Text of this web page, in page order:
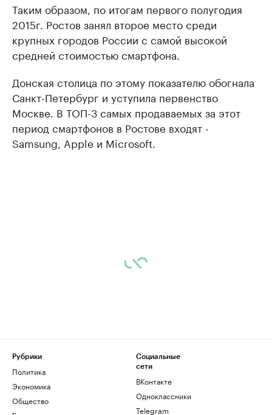
Таким образом, по итогам первого полугодия
2015г. Ростов занял второе место среди
крупных городов России с самой высокой
средней стоимостью смартфона.
Донская столица по этому показателю обогнала
Санкт-Петербург и уступила первенство
Москве. В ТОП-3 самых продаваемых за этот
период смартфонов в Ростове входят -
Samsung, Apple и Microsoft.
Рубрики
Политика
Экономика
Общество
Социальные
сети
ВКонтакте
Одноклассники
Telegram